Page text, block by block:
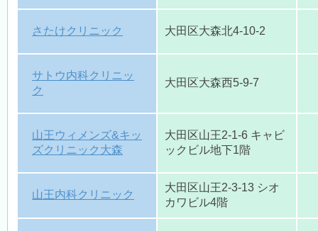
さたけクリニック 大田区大森北4-10-2
サトウ内科クリニッ
ク
大田区大森西5-9-7
山王ウィメンズ&キッ
ズクリニック大森
大田区山王2-1-6 キャビ
ックビル地下1階
山王内科クリニック
大田区山王2-3-13 シオ
カワビル4階